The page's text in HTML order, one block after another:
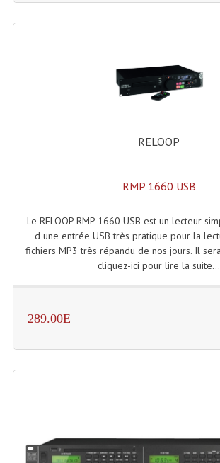
Packs Sono
Enceintes Amplifiées Actives
Retours De Scène
Caisson De Basse Amplifié
Caissons De Basses
Haut-Parleurs Moteurs Tweeters
RELOOP
RMP 1660 USB
Le RELOOP RMP 1660 USB est un lecteur
d une entrée USB très pratique pour la
fichiers MP3 très répandu de nos jours. Il
cliquez-ici pour lire la suite...
289.00E